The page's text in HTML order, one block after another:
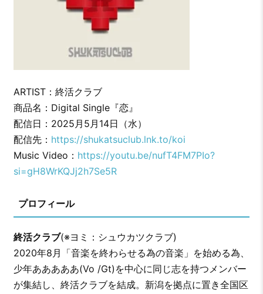
ARTIST：終活クラブ
商品名：Digital Single『恋』
配信日：2025月5月14日（水）
配信先： https://shukatsuclub.lnk.to/koi
Music Video： https://youtu.be/nufT4FM7PIo?
si=gH8WrKQJj2h7Se5R
プロフィール
終活クラブ(※ヨミ：シュウカツクラブ)
2020年8月「音楽を終わらせる為の音楽」を始める為、
少年あああああ(Vo /Gt)を中心に同じ志を持つメンバー
が集結し、終活クラブを結成。新潟を拠点に置き全国区